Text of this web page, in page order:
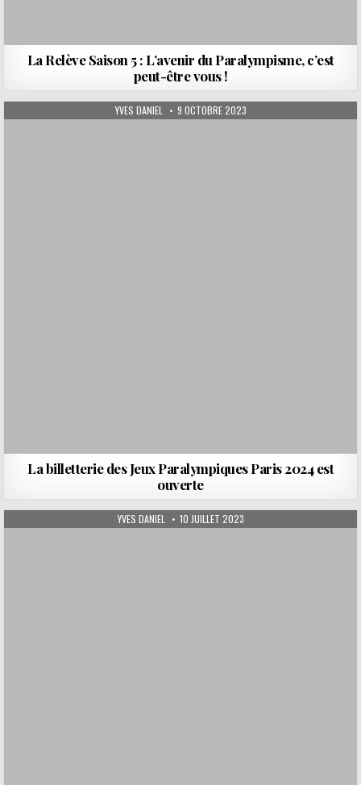
La Relève Saison 5 : L’avenir du Paralympisme, c’est
peut-être vous !
AUTHOR:
YVES DANIEL PUBLISHED DATE:
9 OCTOBRE 2023
La billetterie des Jeux Paralympiques Paris 2024 est
ouverte
AUTHOR:
YVES DANIEL PUBLISHED DATE:
10 JUILLET 2023